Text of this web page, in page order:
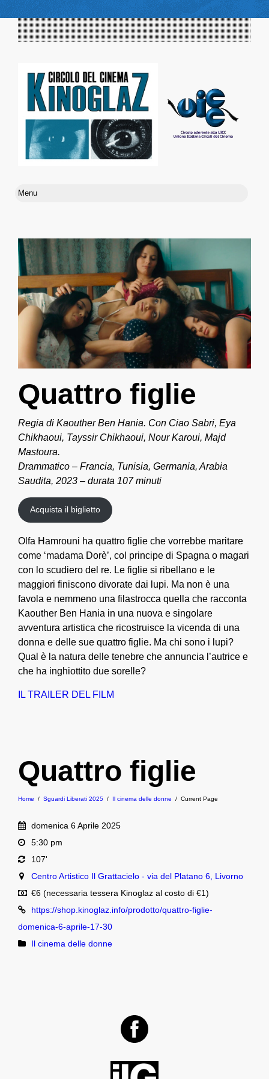
Quattro figlie
Regia di Kaouther Ben Hania. Con Ciao Sabri, Eya
Chikhaoui, Tayssir Chikhaoui, Nour Karoui, Majd
Mastoura.
Drammatico – Francia, Tunisia, Germania, Arabia
Saudita, 2023 – durata 107 minuti
Acquista il biglietto
Olfa Hamrouni ha quattro figlie che vorrebbe maritare
come ‘madama Dorè’, col principe di Spagna o magari
con lo scudiero del re. Le figlie si ribellano e le
maggiori finiscono divorate dai lupi. Ma non è una
favola e nemmeno una filastrocca quella che racconta
Kaouther Ben Hania in una nuova e singolare
avventura artistica che ricostruisce la vicenda di una
donna e delle sue quattro figlie. Ma chi sono i lupi?
Qual è la natura delle tenebre che annuncia l’autrice e
che ha inghiottito due sorelle?
IL TRAILER DEL FILM
Quattro figlie
Home / Sguardi Liberati 2025 / Il cinema delle donne / Current Page
domenica 6 Aprile 2025
5:30 pm
107'
Centro Artistico Il Grattacielo - via del Platano 6, Livorno
€6 (necessaria tessera Kinoglaz al costo di €1)
https://shop.kinoglaz.info/prodotto/quattro-figlie-
domenica-6-aprile-17-30
Il cinema delle donne